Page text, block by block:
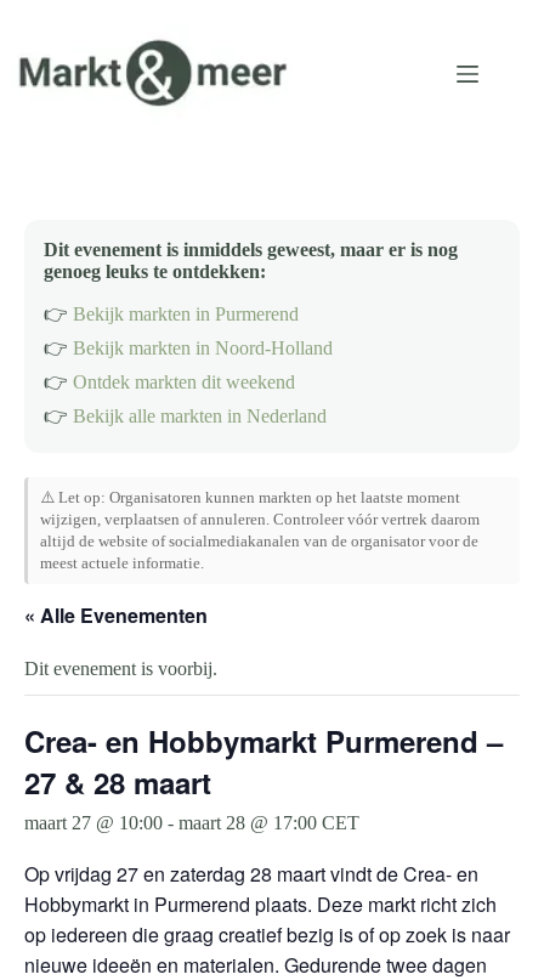
inhoud
Dit evenement is inmiddels geweest, maar er is nog
genoeg leuks te ontdekken:
👉 Bekijk markten in Purmerend
👉 Bekijk markten in Noord-Holland
👉 Ontdek markten dit weekend
👉 Bekijk alle markten in Nederland
⚠️ Let op: Organisatoren kunnen markten op het laatste moment
wijzigen, verplaatsen of annuleren. Controleer vóór vertrek daarom
altijd de website of socialmediakanalen van de organisator voor de
meest actuele informatie.
« Alle Evenementen
Dit evenement is voorbij.
Crea- en Hobbymarkt Purmerend –
27 & 28 maart
maart 27 @ 10:00 - maart 28 @ 17:00 CET
Op vrijdag 27 en zaterdag 28 maart vindt de Crea- en
Hobbymarkt in Purmerend plaats. Deze markt richt zich
op iedereen die graag creatief bezig is of op zoek is naar
nieuwe ideeën en materialen. Gedurende twee dagen